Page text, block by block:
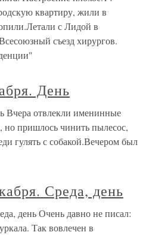
квартиру, жили в
с Лидой в
съезд хирургов.
День
Вчера отвлекли именинные
но пришлось чинить пылесос,
гулять с собакой.Вечером был
Среда, день
день Очень давно не писал:
Так вовлечен в